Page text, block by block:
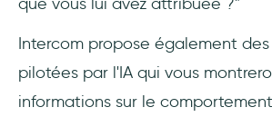
Intercom propose également des
pilotées par l'IA qui vous
informations sur le